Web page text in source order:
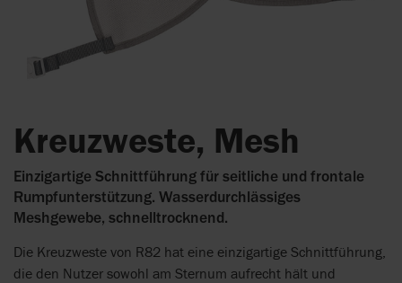
Kreuzweste, Mesh
Einzigartige Schnittführung für seitliche und frontale
Rumpfunterstützung. Wasserdurchlässiges
Meshgewebe, schnelltrocknend.
Die Kreuzweste von R82 hat eine einzigartige Schnittführung,
die den Nutzer sowohl am Sternum aufrecht hält und